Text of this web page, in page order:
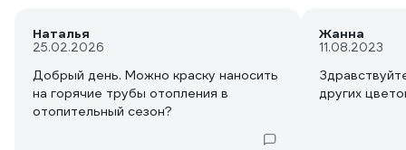
Наталья
25.02.2026
Добрый день. Можно краску наносить
на горячие трубы отопления в
отопительный сезон?
Жанна
11.08.2023
других